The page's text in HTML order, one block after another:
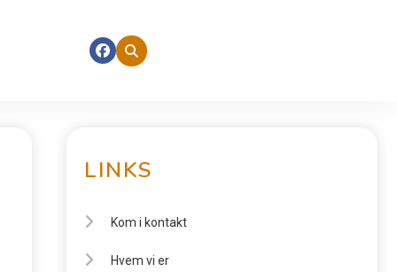
LINKS
Kom i kontakt
Hvem vi er